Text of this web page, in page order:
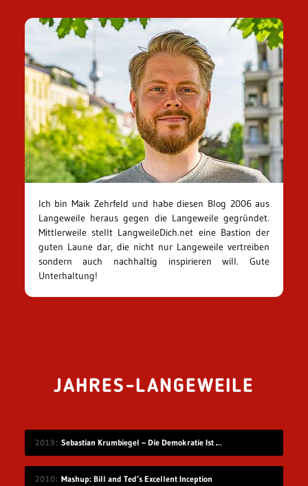
Ich bin Maik Zehrfeld und habe diesen Blog 2006 aus
Langeweile heraus gegen die Langeweile gegründet.
Mittlerweile stellt LangweileDich.net eine Bastion der
guten Laune dar, die nicht nur Langeweile vertreiben
sondern auch nachhaltig inspirieren will. Gute
Unterhaltung!
JAHRES-LANGEWEILE
2019 Sebastian Krumbiegel – Die Demokratie Ist Weiblich
2010 Mashup: Bill and Ted’s Excellent Inception